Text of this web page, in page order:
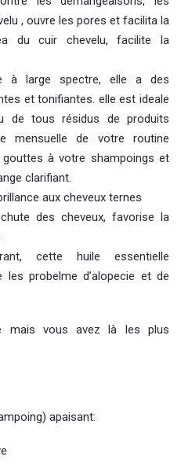
, ouvre les pores et facilita la
du cuir chevelu, facilite la
à large spectre, elle a des
et tonifiantes. elle est ideale
de tous résidus de produits
mensuelle de votre routine
gouttes à votre shampoings et
clarifiant.
aux cheveux ternes
des cheveux, favorise la
cette huile essentielle
probelme d’alopecie et de
mais vous avez là les plus
apaisant: